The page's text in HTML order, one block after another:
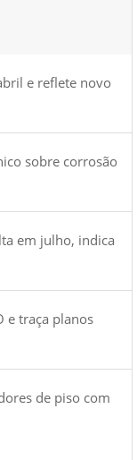
e reflete novo
sobre corrosão
em julho, indica
e traça planos
de piso com